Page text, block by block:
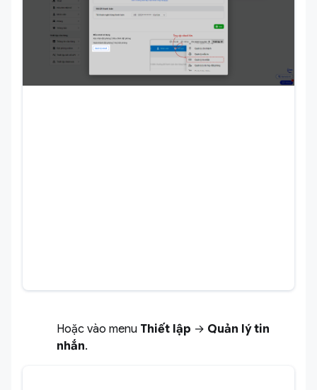
Hoặc vào menu Thiết lập → Quản lý tin
nhắn.